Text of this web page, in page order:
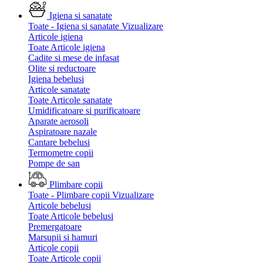
Igiena si sanatate
Toate - Igiena si sanatate Vizualizare
Articole igiena
Toate Articole igiena
Cadite si mese de infasat
Olite si reductoare
Igiena bebelusi
Articole sanatate
Toate Articole sanatate
Umidificatoare si purificatoare
Aparate aerosoli
Aspiratoare nazale
Cantare bebelusi
Termometre copii
Pompe de san
Plimbare copii
Toate - Plimbare copii Vizualizare
Articole bebelusi
Toate Articole bebelusi
Premergatoare
Marsupii si hamuri
Articole copii
Toate Articole copii